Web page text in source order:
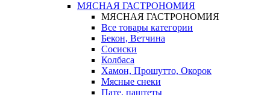
МЯСНАЯ ГАСТРОНОМИЯ
МЯСНАЯ ГАСТРОНОМИЯ
Все товары категории
Бекон, Ветчина
Сосиски
Колбаса
Хамон, Прошутто, Окорок
Мясные снеки
Пате, паштеты